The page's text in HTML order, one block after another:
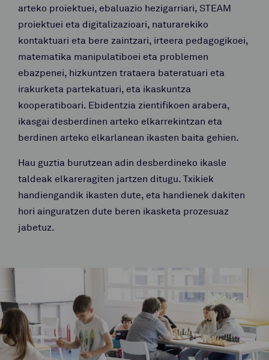
arteko proiektuei, ebaluazio hezigarriari, STEAM
proiektuei eta digitalizazioari, naturarekiko
kontaktuari eta bere zaintzari, irteera pedagogikoei,
matematika manipulatiboei eta problemen
ebazpenei, hizkuntzen trataera bateratuari eta
irakurketa partekatuari, eta ikaskuntza
kooperatiboari. Ebidentzia zientifikoen arabera,
ikasgai desberdinen arteko elkarrekintzan eta
berdinen arteko elkarlanean ikasten baita gehien.
Hau guztia burutzean adin desberdineko ikasle
taldeak elkareragiten jartzen ditugu. Txikiek
handiengandik ikasten dute, eta handienek dakiten
hori ainguratzen dute beren ikasketa prozesuaz
jabetuz.